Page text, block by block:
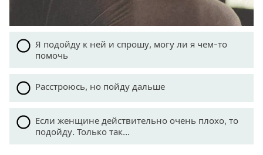
Я подойду к ней и спрошу, могу ли я чем-то
помочь
Расстроюсь, но пойду дальше
Если женщине действительно очень плохо, то
подойду. Только так...